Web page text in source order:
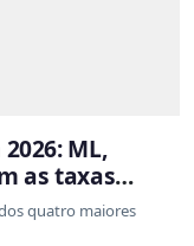
ML,
as taxas
quatro maiores